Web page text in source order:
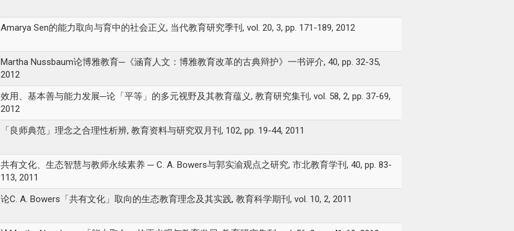
Amarya Sen的能力取向与育中的社会正义, 当代教育研究季刊, vol. 20, 3, pp. 171-189, 2012
Martha Nussbaum论博雅教育─《涵育人文：博雅教育改革的古典辩护》一书评介, 40, pp. 32-35,
2012
效用、基本善与能力发展─论「平等」的多元视野及其教育蕴义, 教育研究集刊, vol. 58, 2, pp. 37-69,
2012
「良师典范」理念之合理性析辨, 教育资料与研究双月刊, 102, pp. 19-44, 2011
共有文化、生态智慧与教师永续素养 ─ C. A. Bowers与郭实渝观点之研究, 市北教育学刊, 40, pp. 83-
113, 2011
论C. A. Bowers「共有文化」取向的生态教育理念及其实践, 教育科学期刊, vol. 10, 2, 2011